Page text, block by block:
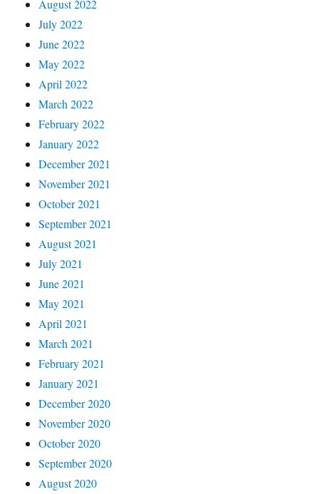
August 2022
July 2022
June 2022
May 2022
April 2022
March 2022
February 2022
January 2022
December 2021
November 2021
October 2021
September 2021
August 2021
July 2021
June 2021
May 2021
April 2021
March 2021
February 2021
January 2021
December 2020
November 2020
October 2020
September 2020
August 2020